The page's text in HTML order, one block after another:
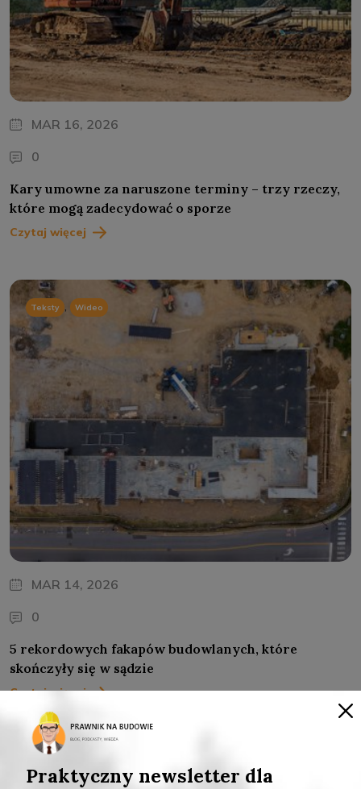
MAR 16, 2026
0
Kary umowne za naruszone terminy – trzy rzeczy,
które mogą zadecydować o sporze
Czytaj więcej
Teksty , Wideo
MAR 14, 2026
0
5 rekordowych fakapów budowlanych, które
skończyły się w sądzie
Czytaj więcej
WYRÓŻNIONE
Praktyczny newsletter dla